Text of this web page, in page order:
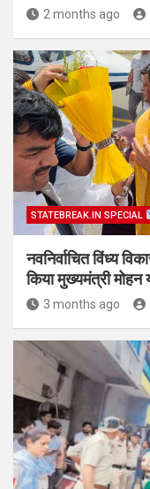
2 months ago
STATEBREAK.IN SPECIAL
नवनिर्वाचित विंध्य
किया मुख्यमंत्री मोहन
3 months ago